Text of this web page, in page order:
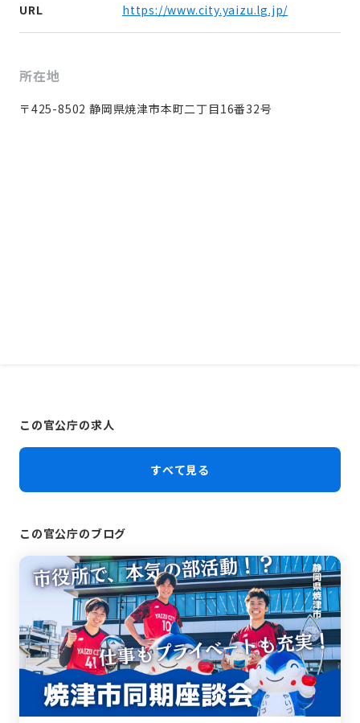
URL https://www.city.yaizu.lg.jp/
所在地
〒425-8502 静岡県焼津市本町二丁目16番32号
この官公庁の求人
すべて見る
この官公庁のブログ